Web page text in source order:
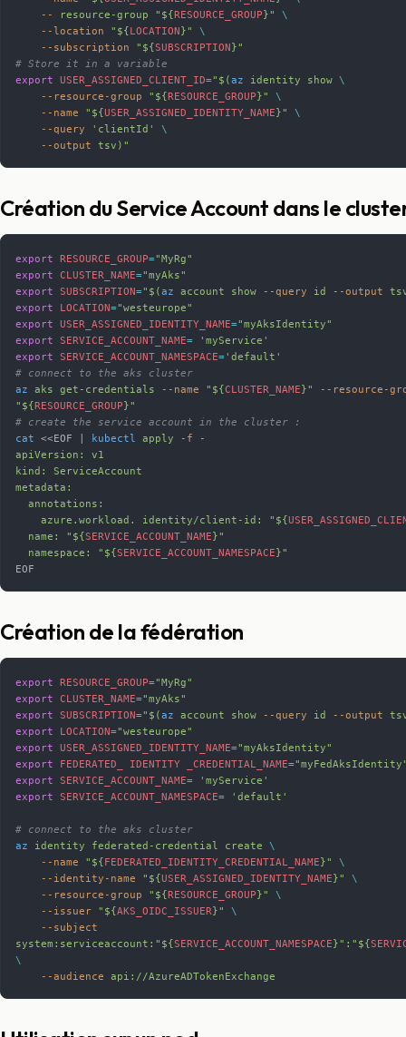
    --
resource-group "${RESOURCE_GROUP}"
\
    --location
"${LOCATION}"
\
    --subscription
"${SUBSCRIPTION}"
# Store it in a variable
export USER_ASSIGNED_CLIENT_ID="$(az identity show \
    --resource-group
"${RESOURCE_GROUP}" \
    --name
"${USER_ASSIGNED_IDENTITY_NAME}" \
    --query
'clientId' \
    --output
tsv)"
Création du Service Account dans le
export RESOURCE_GROUP="MyRg"
export CLUSTER_NAME="myAks"
export SUBSCRIPTION="$(az account show --query id --output
export LOCATION="westeurope"
export USER_ASSIGNED_IDENTITY_NAME="myAksIdentity"
export SERVICE_ACCOUNT_NAME= 'myService'
export SERVICE_ACCOUNT_NAMESPACE= 'default'
# connect to the aks cluster
az aks get-credentials --name "${CLUSTER_NAME}"
--resource-
"${RESOURCE_GROUP}"
# create the service account in the cluster :
cat <<EOF kubectl apply -f -
apiVersion: v1
kind: ServiceAccount
metadata:
  annotations:
    azure.workload. identity/client-id: "${
  name: "${
SERVICE_ACCOUNT_NAME}"
  namespace: "${
SERVICE_ACCOUNT_NAMESPACE}"
EOF
Création de la fédération
export RESOURCE_GROUP="MyRg"
export CLUSTER_NAME="myAks"
export SUBSCRIPTION="$(az account show --query id --output
export LOCATION="westeurope"
export USER_ASSIGNED_IDENTITY_NAME="myAksIdentity"
export FEDERATED_ IDENTITY _CREDENTIAL_NAME=
export SERVICE_ACCOUNT_NAME= 'myService'
export SERVICE_ACCOUNT_NAMESPACE= 'default'
# connect to the aks cluster
az identity federated-credential create \
    --name
"${FEDERATED_IDENTITY_CREDENTIAL_NAME}"
\
    --identity-name
"${USER_ASSIGNED_IDENTITY_NAME}"
\
    --resource-group
"${RESOURCE_GROUP}"
\
    --issuer
"${AKS_OIDC_ISSUER}"
\
    --subject
system:serviceaccount:"${SERVICE_ACCOUNT_NAMESPACE}":"${
\
    --audience
api://AzureADTokenExchange